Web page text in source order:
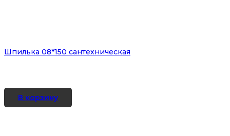
Шпилька 08*150 сантехническая
В корзину